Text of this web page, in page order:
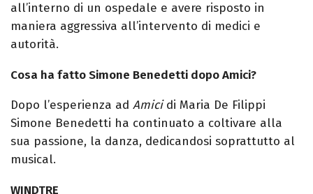
all’interno di un ospedale e avere risposto in
maniera aggressiva all’intervento di medici e
autorità.
Cosa ha fatto Simone Benedetti dopo Amici?
Dopo l’esperienza ad Amicidi Maria De Filippi
Simone Benedetti ha continuato a coltivare alla
sua passione, la danza, dedicandosi soprattutto al
musical.
WINDTRE